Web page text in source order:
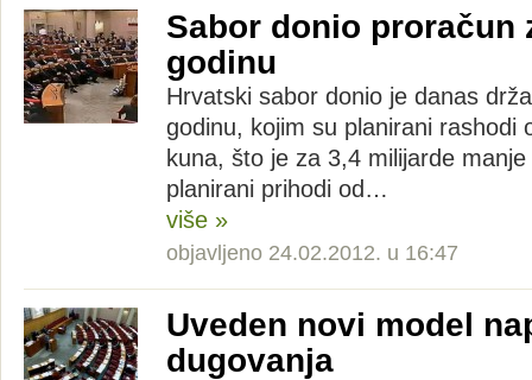
Sabor donio proračun
godinu
Hrvatski sabor donio je danas
godinu, kojim su planirani rashodi
kuna, što je za 3,4 milijarde
planirani prihodi od…
više »
objavljeno 24.02.2012. u 16:47
Uveden novi model
dugovanja